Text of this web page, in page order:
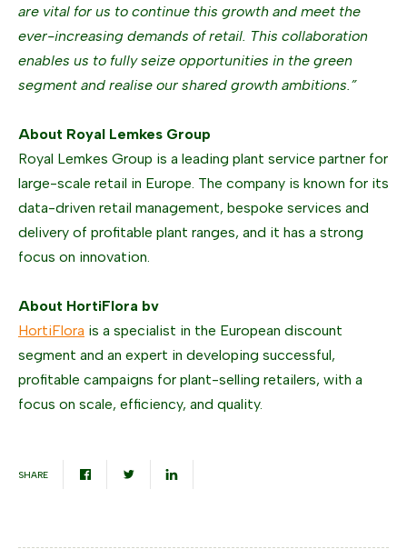
are vital for us to continue this growth and meet the
ever-increasing demands of retail. This collaboration
enables us to fully seize opportunities in the green
segment and realise our shared growth ambitions.”
About Royal Lemkes Group
Royal Lemkes Group is a leading plant service partner for
large-scale retail in Europe. The company is known for its
data-driven retail management, bespoke services and
delivery of profitable plant ranges, and it has a strong
focus on innovation.
About HortiFlora bv
HortiFlora is a specialist in the European discount
segment and an expert in developing successful,
profitable campaigns for plant-selling retailers, with a
focus on scale, efficiency, and quality.
SHARE